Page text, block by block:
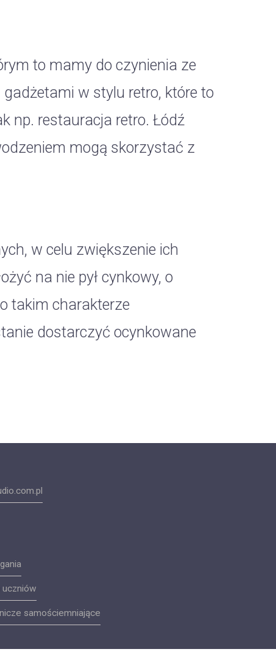
to mamy do czynienia ze
w stylu retro, które to
np. restauracja retro. Łódź
mogą skorzystać z
w celu zwiększenie ich
na nie pył cynkowy, o
takim charakterze
dostarczyć ocynkowane
uczniów
samościemniające